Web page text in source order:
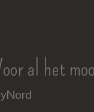
al het